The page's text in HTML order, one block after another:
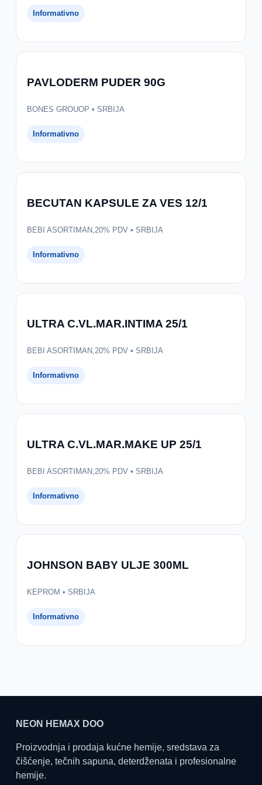
Informativno
PAVLODERM PUDER 90G
BONES GROUOP • SRBIJA
Informativno
BECUTAN KAPSULE ZA VES 12/1
BEBI ASORTIMAN,20% PDV • SRBIJA
Informativno
ULTRA C.VL.MAR.INTIMA 25/1
BEBI ASORTIMAN,20% PDV • SRBIJA
Informativno
ULTRA C.VL.MAR.MAKE UP 25/1
BEBI ASORTIMAN,20% PDV • SRBIJA
Informativno
JOHNSON BABY ULJE 300ML
KEPROM • SRBIJA
Informativno
NEON HEMAX DOO
Proizvodnja i prodaja kućne hemije, sredstava za
čišćenje, tečnih sapuna, deterdženata i profesionalne
hemije.